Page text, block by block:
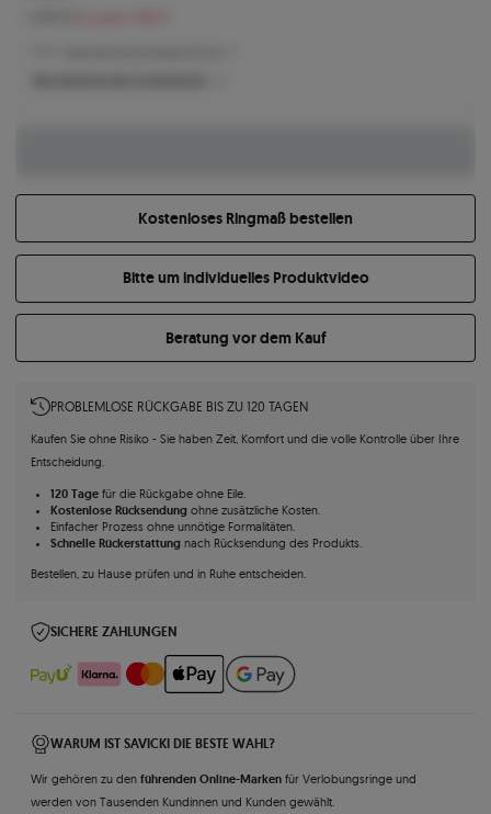
Kostenloses Ringmaß bestellen
Bitte um individuelles Produktvideo
Beratung vor dem Kauf
PROBLEMLOSE RÜCKGABE BIS ZU 120 TAGEN
Kaufen Sie ohne Risiko - Sie haben Zeit, Komfort und die volle Kontrolle über Ihre
Entscheidung.
120 Tagefür die Rückgabe ohne Eile.
Kostenlose Rücksendungohne zusätzliche Kosten.
Einfacher Prozess ohne unnötige Formalitäten.
Schnelle Rückerstattungnach Rücksendung des Produkts.
Bestellen, zu Hause prüfen und in Ruhe entscheiden.
SICHERE ZAHLUNGEN
WARUM IST SAVICKI DIE BESTE WAHL?
Wir gehören zu den führenden Online-Marken für Verlobungsringe und
werden von Tausenden Kundinnen und Kunden gewählt.